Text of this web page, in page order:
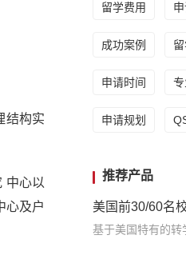
结构实
中心以
心及户
留学费用
成功案例
申请时间
申请规划
推荐产品
美国前30/60名